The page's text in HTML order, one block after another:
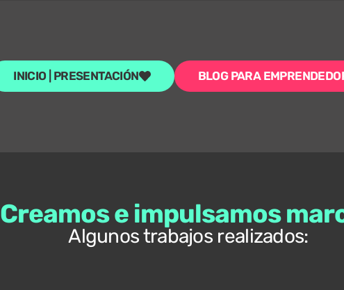
INICIO | PRESENTACIÓN BLOG PARA
Creamos e impulsamos
Algunos trabajos realizados: